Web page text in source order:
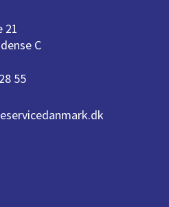
21
C
55